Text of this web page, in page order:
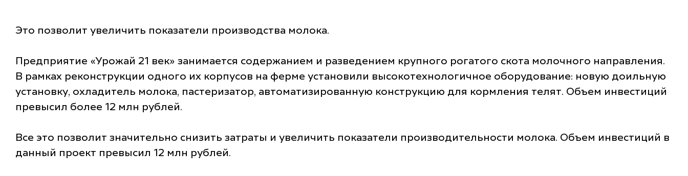
Это позволит увеличить показатели производства молока.
Предприятие «Урожай 21 век» занимается содержанием и разведением крупного рогатого скота молочного направления.
В рамках реконструкции одного их корпусов на ферме установили высокотехнологичное оборудование: новую доильную
установку, охладитель молока, пастеризатор, автоматизированную конструкцию для кормления телят. Объем инвестиций
превысил более 12 млн рублей.
Все это позволит значительно снизить затраты и увеличить показатели производительности молока. Объем инвестиций в
данный проект превысил 12 млн рублей.